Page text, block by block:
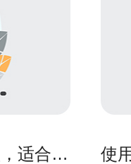
适合不
使